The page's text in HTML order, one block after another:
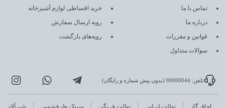
تماس با ما
درباره ما
قوانین و مقررات
سوالات متداول
خرید اقساطی لوازم آشپزخانه
رویه ارسال سفارش
رویه‌های بازگشت
تلفن: 90000044 (بدون پیش شماره و رایگان)
اجاق گاز توالت ایرانی توالت فرنگی سینک ظرفشویی شیرآلات